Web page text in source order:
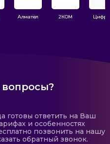
Алмател 2КОМ Цифра
готовы ответить на Ваш
и особенностях
позвонить на нашу
обратный звонок.